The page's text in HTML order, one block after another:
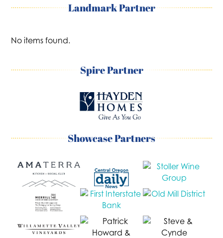
Landmark Partner
No items found.
Spire Partner
Showcase Partners